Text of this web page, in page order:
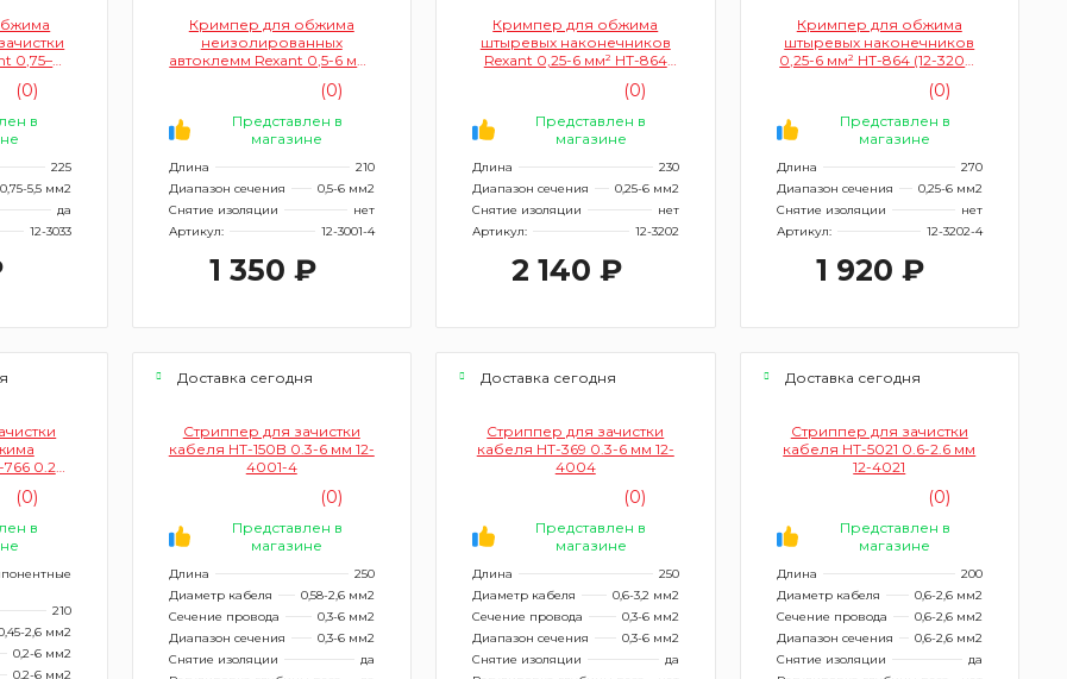
0,75–
(0)
в
225
0,75-5,5 мм2
да
12-3033
Кримпер для обжима
неизолированных
автоклемм Rexant 0,5-6 мм²
(0)
Представлен в
магазине
Длина
210
Диапазон сечения
0,5-6 мм2
Снятие изоляции
нет
Артикул:
12-3001-4
1 350 ₽
Кримпер для обжима
штыревых наконечников
Rexant 0,25-6 мм² HT-864
(0)
Представлен в
магазине
Длина
230
Диапазон сечения
0,25-6 мм2
Снятие изоляции
нет
Артикул:
12-3202
2 140 ₽
Кримпер для обжима
штыревых наконечников
0,25-6 мм² HT-864 (12-3202-
(0)
Представлен в
магазине
Длина
270
Диапазон сечения
0,25-6 мм2
Снятие изоляции
нет
Артикул:
12-3202-4
1 920 ₽
0.2-6
(0)
в
210
2,6 мм2
0,2-6 мм2
0,2-6 мм2
Доставка сегодня
Стриппер для зачистки
кабеля HT-150B 0.3-6 мм 12-
4001-4
(0)
Представлен в
магазине
Длина
250
Диаметр кабеля
0,58-2,6 мм2
Сечение провода
0,3-6 мм2
Диапазон сечения
0,3-6 мм2
Снятие изоляции
да
Доставка сегодня
Стриппер для зачистки
кабеля HT-369 0.3-6 мм 12-
4004
(0)
Представлен в
магазине
Длина
250
Диаметр кабеля
0,6-3,2 мм2
Сечение провода
0,3-6 мм2
Диапазон сечения
0,3-6 мм2
Снятие изоляции
да
Доставка сегодня
Стриппер для зачистки
кабеля HT-5021 0.6-2.6 мм
12-4021
(0)
Представлен в
магазине
Длина
200
Диаметр кабеля
0,6-2,6 мм2
Сечение провода
0,6-2,6 мм2
Диапазон сечения
0,6-2,6 мм2
Снятие изоляции
да